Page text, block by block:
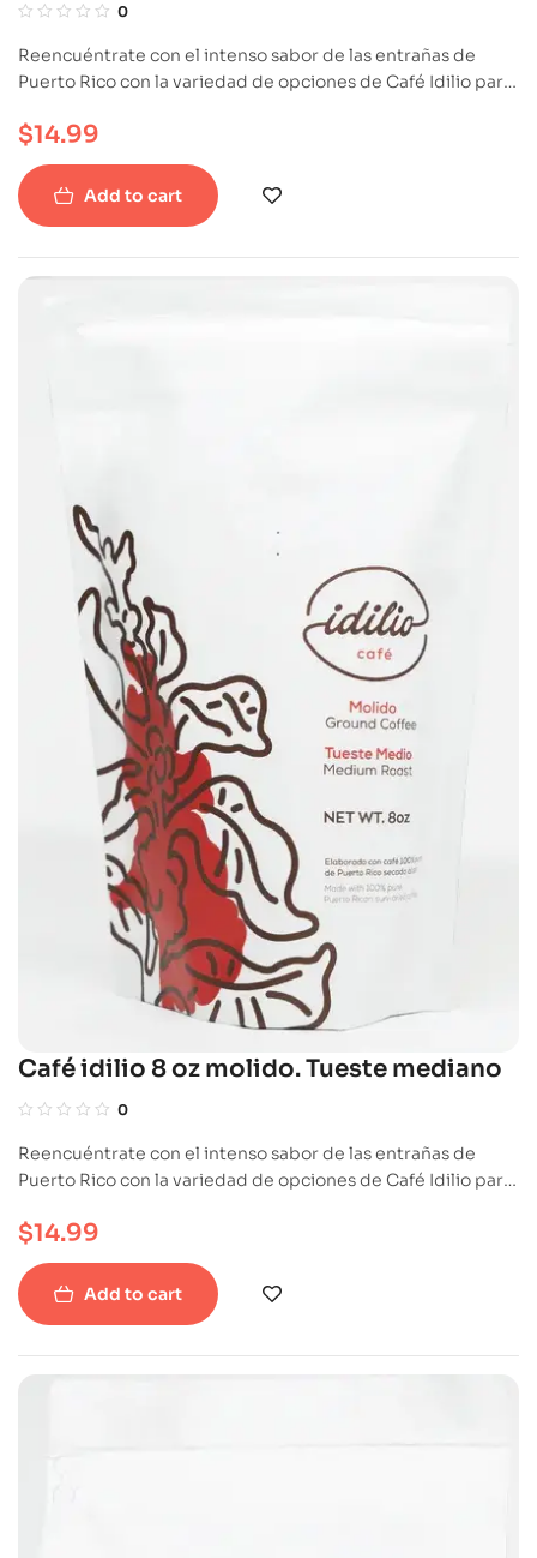
0
Reencuéntrate con el intenso sabor de las entrañas de
Puerto Rico con la variedad de opciones de Café Idilio para
importante en tu vida y que, como tú, siente pasión por el
café.
$14.99
Add to cart
Café idilio 8 oz molido. Tueste mediano
0
Reencuéntrate con el intenso sabor de las entrañas de
Puerto Rico con la variedad de opciones de Café Idilio para
importante en tu vida y que, como tú, siente pasión por el
café.
$14.99
Add to cart